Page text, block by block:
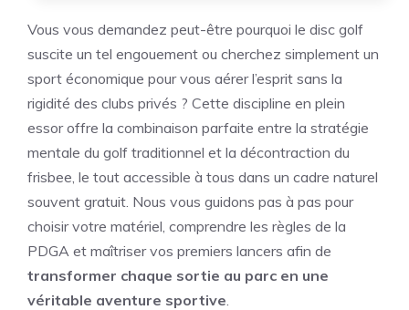
Vous vous demandez peut-être pourquoi le disc golf
suscite un tel engouement ou cherchez simplement un
sport économique pour vous aérer l’esprit sans la
rigidité des clubs privés ? Cette discipline en plein
essor offre la combinaison parfaite entre la stratégie
mentale du golf traditionnel et la décontraction du
frisbee, le tout accessible à tous dans un cadre naturel
souvent gratuit. Nous vous guidons pas à pas pour
choisir votre matériel, comprendre les règles de la
PDGA et maîtriser vos premiers lancers afin de
transformer chaque sortie au parc en une
véritable aventure sportive.